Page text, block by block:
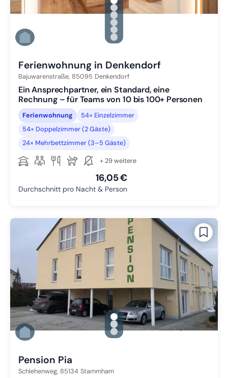
Zu Slide 1 wechseln
Zu Slide 2 wechseln
Zu Slide 3 wechseln
Zu Slide 4 wechseln
Zu Slide 5 wechseln
Zu Slide 6 wechseln
Ferienwohnung in Denkendorf
Bajuwarenstraße, 85095 Denkendorf
Ein Ansprechpartner, ein Standard, eine
Rechnung – für Teams von 10 bis 100+ Personen
Ferienwohnung
54× Einzelzimmer
54× Doppelzimmer (2 Gäste)
24× Mehrbettzimmer (3–5 Gäste)
+ 29 weitere
16,05 €
Durchschnitt pro Nacht & Person
gallery.slide_selector
Zu Slide 1 wechseln
Zu Slide 2 wechseln
Zu Slide 3 wechseln
Pension Pia
Schlehenweg, 85134 Stammham